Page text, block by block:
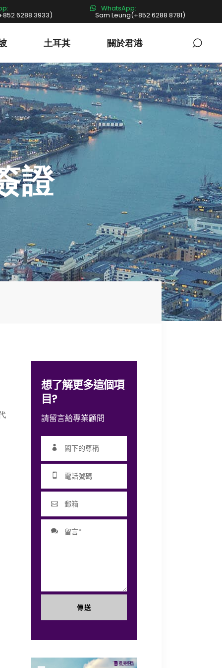
6288 3933)
WhatsApp:
Sam Leung(+852 6288 8781)
土耳其 關於君港
證
想了解更多這個項
目?
請留言給專業顧問